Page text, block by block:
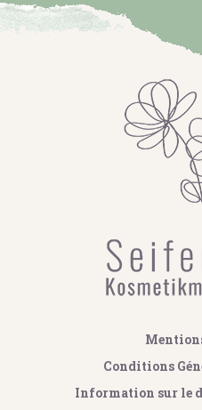
Conditions
Information sur le